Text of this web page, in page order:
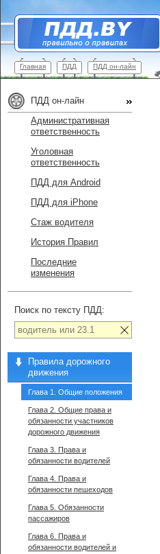
Главная ПДД ПДД он-лайн
ПДД он-лайн
Административная
ответственность
Уголовная
ответственность
ПДД для Android
ПДД для iPhone
Стаж водителя
История Правил
Последние
изменения
Поиск по тексту ПДД:
Правила дорожного
движения
Глава 1. Общие положения
Глава 2. Общие права и
обязанности участников
дорожного движения
Глава 3. Права и
обязанности водителей
Глава 4. Права и
обязанности пешеходов
Глава 5. Обязанности
пассажиров
Глава 6. Права и
обязанности водителей и